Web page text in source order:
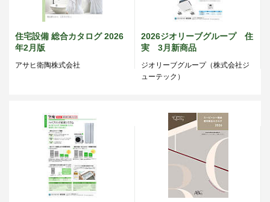
住宅設備 総合カタログ 2026
年2月版
アサヒ衛陶株式会社
2026ジオリーブグループ 住
実 3月新商品
ジオリーブグループ（株式会社ジ
ューテック）